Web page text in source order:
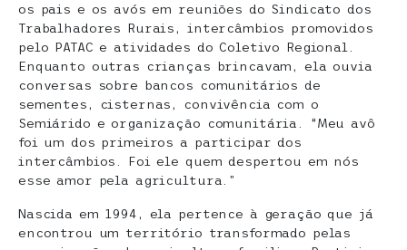
os pais e os avós em reuniões do Sindicato dos
Trabalhadores Rurais, intercâmbios promovidos
pelo PATAC e atividades do Coletivo Regional.
Enquanto outras crianças brincavam, ela ouvia
conversas sobre bancos comunitários de
sementes, cisternas, convivência com o
Semiárido e organização comunitária. “Meu avô
foi um dos primeiros a participar dos
intercâmbios. Foi ele quem despertou em nós
esse amor pela agricultura.”
Nascida em 1994, ela pertence à geração que já
encontrou um território transformado pelas